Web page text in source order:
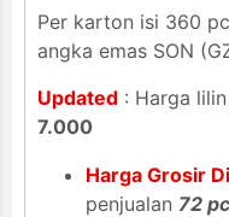
Per karton isi 360
angka emas SON
Updated : Harga
7.000
Harga Grosir
penjualan 72